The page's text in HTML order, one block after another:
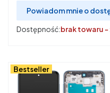
Powiadom mnie o
Dostępność:brak towaru
Bestseller